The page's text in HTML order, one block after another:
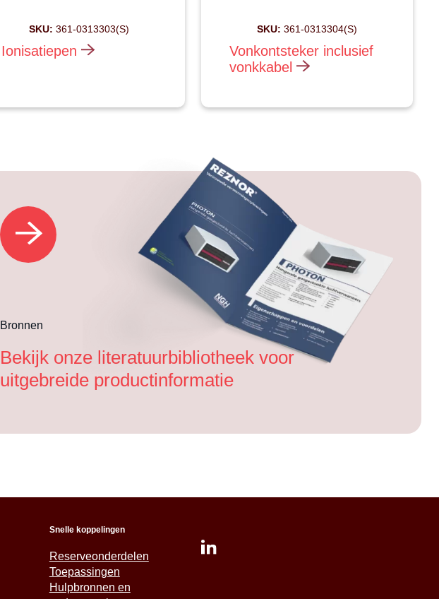
SKU: 361-0313303(S)
Ionisatiepen
SKU: 361-0313304(S)
Vonkontsteker inclusief
vonkkabel
Bronnen
Bekijk onze literatuurbibliotheek voor
uitgebreide productinformatie
Snelle koppelingen
Reserveonderdelen
Toepassingen
Hulpbronnen en